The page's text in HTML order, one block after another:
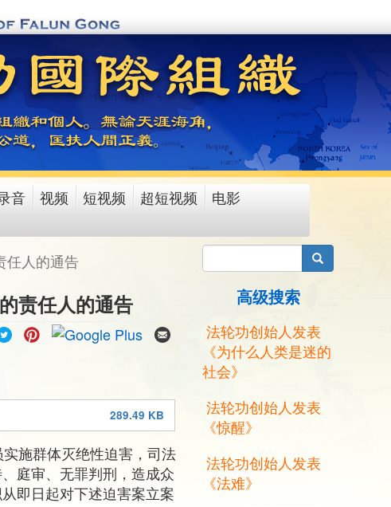
音 视频 短视频 超短视频
电影
任人的通告
责任人的通告
289.49 KB
施群体灭绝性迫害，司法
庭审、无罪判刑，造成众
即日起对下述迫害案立案
搜索
高级搜索
法轮功创始人发表
《为什么人类是迷的
社会》
法轮功创始人发表
《惊醒》
法轮功创始人发表
《法难》